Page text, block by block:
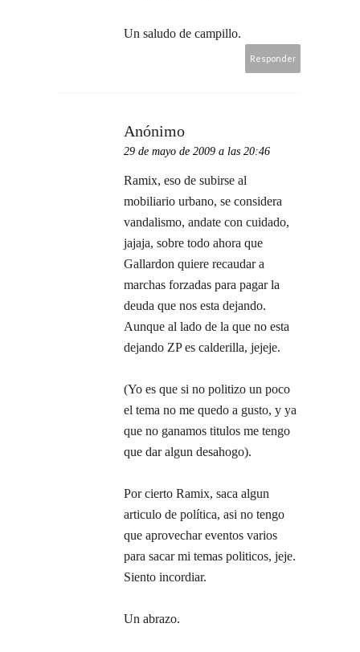
Un saludo de campillo.
Responder
Anónimo
29 de mayo de 2009 a las 20:46
Ramix, eso de subirse al
mobiliario urbano, se considera
vandalismo, andate con cuidado,
jajaja, sobre todo ahora que
Gallardon quiere recaudar a
marchas forzadas para pagar la
deuda que nos esta dejando.
Aunque al lado de la que no esta
dejando ZP es calderilla, jejeje.
(Yo es que si no politizo un poco
el tema no me quedo a gusto, y ya
que no ganamos titulos me tengo
que dar algun desahogo).
Por cierto Ramix, saca algun
articulo de política, asi no tengo
que aprovechar eventos varios
para sacar mi temas politicos, jeje.
Siento incordiar.
Un abrazo.